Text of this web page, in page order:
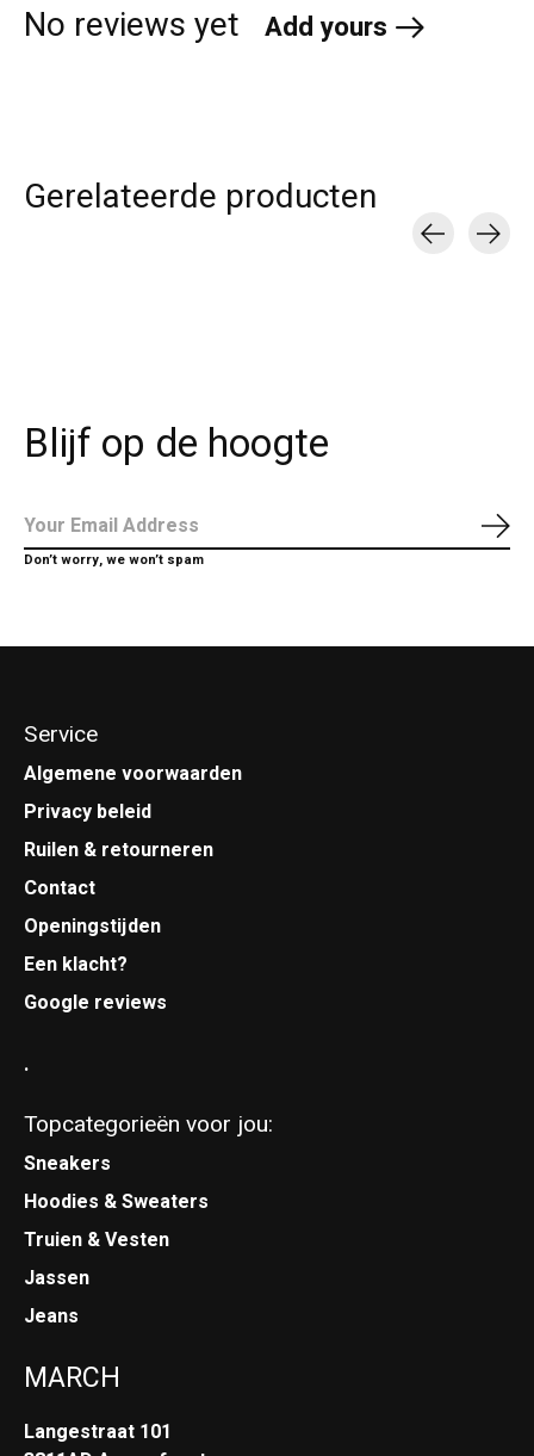
No reviews yet Add yours
Gerelateerde producten
Blijf op de hoogte
Don’t worry, we won’t spam
Service
Algemene voorwaarden
Privacy beleid
Ruilen & retourneren
Contact
Openingstijden
Een klacht?
Google reviews
.
Topcategorieën voor jou:
Sneakers
Hoodies & Sweaters
Truien & Vesten
Jassen
Jeans
MARCH
Langestraat 101